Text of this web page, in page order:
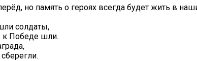
но память о героях всегда будет жить в
солдаты,
к Победе шли.